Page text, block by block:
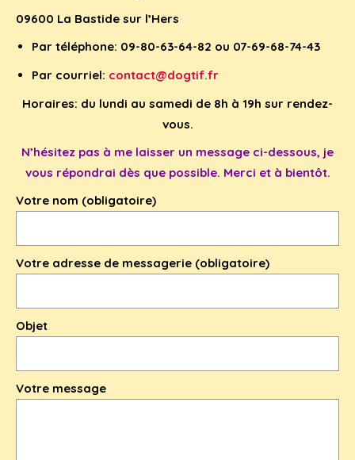
09600 La Bastide sur l’Hers
Par téléphone: 09-80-63-64-82 ou 07-69-68-74-43
Par courriel: contact@dogtif.fr
Horaires: du lundi au samedi de 8h à 19h sur rendez-
vous.
N’hésitez pas à me laisser un message ci-dessous, je
vous répondrai dès que possible. Merci et à bientôt.
Votre nom (obligatoire)
Votre adresse de messagerie (obligatoire)
Objet
Votre message